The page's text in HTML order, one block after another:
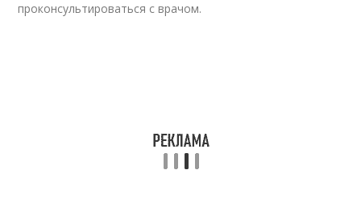
проконсультироваться с врачом.